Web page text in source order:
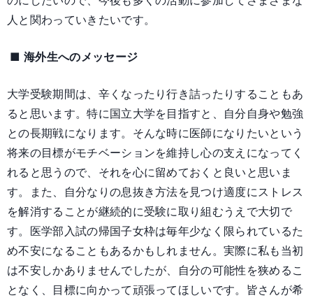
人と関わっていきたいです。
■ 海外生へのメッセージ
大学受験期間は、辛くなったり行き詰ったりすることもあ
ると思います。特に国立大学を目指すと、自分自身や勉強
との長期戦になります。そんな時に医師になりたいという
将来の目標がモチベーションを維持し心の支えになってく
れると思うので、それを心に留めておくと良いと思いま
す。また、自分なりの息抜き方法を見つけ適度にストレス
を解消することが継続的に受験に取り組むうえで大切で
す。医学部入試の帰国子女枠は毎年少なく限られているた
め不安になることもあるかもしれません。実際に私も当初
は不安しかありませんでしたが、自分の可能性を狭めるこ
となく、目標に向かって頑張ってほしいです。皆さんが希